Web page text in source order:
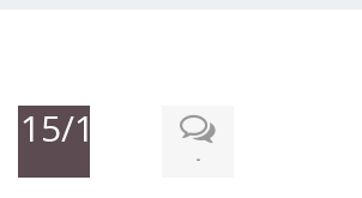
15/11/2023
-